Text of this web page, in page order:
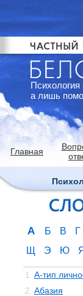
Психология
а лишь
Главная
А Б В Г
Щ
Э Ю Я
1. А-тип
2. Абазия